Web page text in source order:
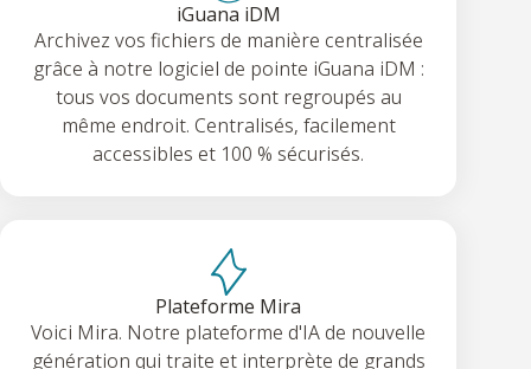
iGuana iDM
Archivez vos fichiers de manière centralisée
grâce à notre logiciel de pointe iGuana iDM :
tous vos documents sont regroupés au
même endroit. Centralisés, facilement
accessibles et 100 % sécurisés.
Plateforme Mira
Voici Mira. Notre plateforme d'IA de nouvelle
génération qui traite et interprète de grands